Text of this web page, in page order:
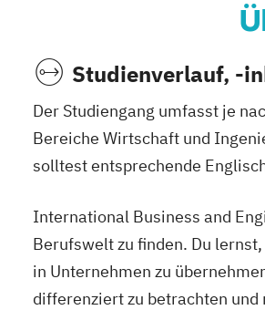
Studienverlauf, -
Der Studiengang umfasst je
Bereiche Wirtschaft und
solltest entsprechende
International Business and
Berufswelt zu finden. Du
in Unternehmen zu
differenziert zu betrachten